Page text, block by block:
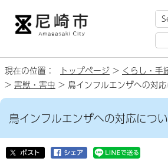
現在の位置： トップページ > くらし・手
> 害獣・害虫 > 鳥インフルエンザへの対
鳥インフルエンザへの対応につ